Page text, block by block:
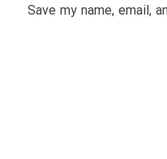
Save my name, email,